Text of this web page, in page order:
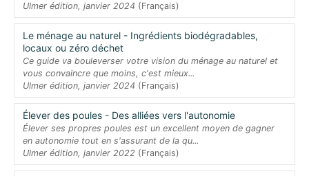
Ulmer édition, janvier 2024 (Français)
Le ménage au naturel - Ingrédients biodégradables,
locaux ou zéro déchet
Ce guide va bouleverser votre vision du ménage au naturel et
vous convaincre que moins, c'est mieux...
Ulmer édition, janvier 2024 (Français)
Élever des poules - Des alliées vers l'autonomie
Élever ses propres poules est un excellent moyen de gagner
en autonomie tout en s'assurant de la qu...
Ulmer édition, janvier 2022 (Français)